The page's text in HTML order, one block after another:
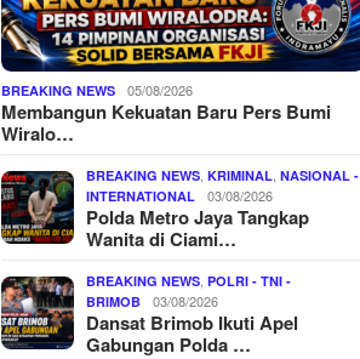
BREAKING NEWS 05/08/2026
Membangun Kekuatan Baru Pers Bumi
Wiralo…
BREAKING NEWS ,KRIMINAL ,NASIONAL -
INTERNATIONAL
03/08/2026
Polda Metro Jaya Tangkap
Wanita di Ciami…
BREAKING NEWS ,POLRI - TNI -
BRIMOB
03/08/2026
Dansat Brimob Ikuti Apel
Gabungan Polda …